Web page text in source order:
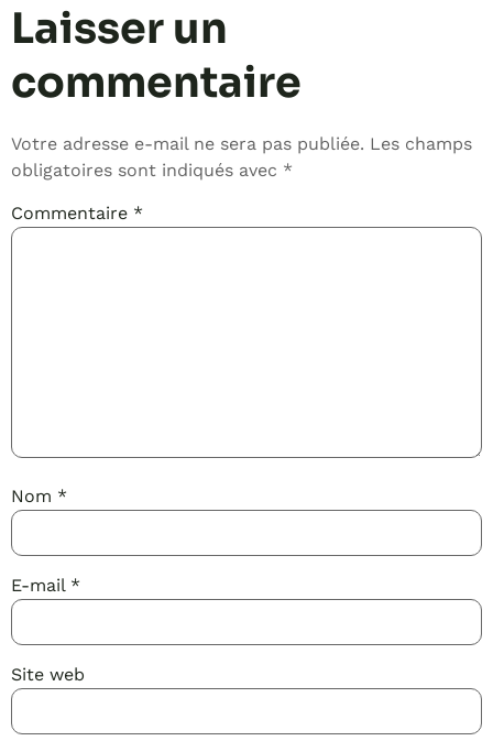
Laisser un
commentaire
Votre adresse e-mail ne sera pas publiée. Les champs
obligatoires sont indiqués avec *
Commentaire *
Nom *
E-mail *
Site web